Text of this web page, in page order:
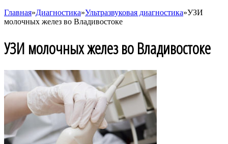
Главная»Диагностика»Ультразвуковая диагностика»УЗИ
молочных желез во Владивостоке
УЗИ молочных желез во Владивостоке